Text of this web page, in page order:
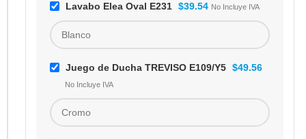
Lavabo Elea Oval E231 $39.54 No Incluye IVA
Juego de Ducha TREVISO E109/Y5 $49.56
No Incluye IVA